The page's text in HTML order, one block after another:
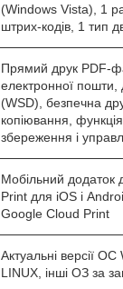
(Windows Vista), 1
штрих-кодів, 1 тип
Прямий друк PDF-
електронної пошти,
(WSD), безпечна
копіювання,
збереження і
Мобільний додаток
Print для iOS і
Google Cloud Print
Актуальні версії
LINUX, інші ОЗ за